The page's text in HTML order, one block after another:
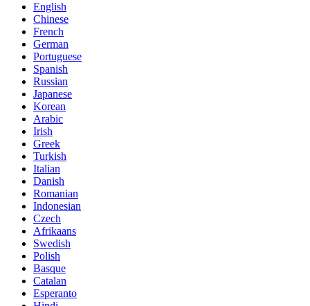
English
Chinese
French
German
Portuguese
Spanish
Russian
Japanese
Korean
Arabic
Irish
Greek
Turkish
Italian
Danish
Romanian
Indonesian
Czech
Afrikaans
Swedish
Polish
Basque
Catalan
Esperanto